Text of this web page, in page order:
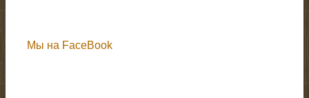
Мы на FaceBook